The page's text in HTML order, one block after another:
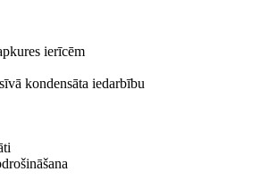
ierīcēm
kondensāta iedarbību